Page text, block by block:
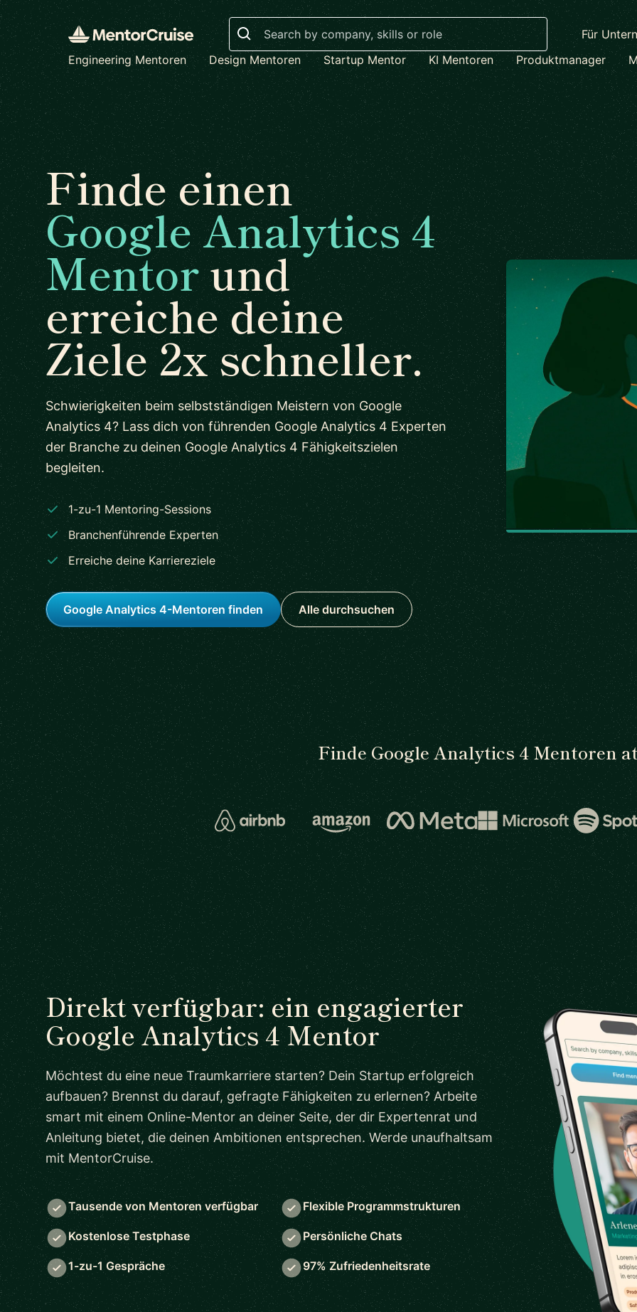
Search
Für
Engineering Mentoren
Design Mentoren Startup Mentor KI Mentoren Produktmanager
Finde einen
Google Analytics 4
Mentorund
erreiche deine
Ziele 2x schneller.
Schwierigkeiten beim selbstständigen Meistern von Google
Analytics 4? Lass dich von führenden Google Analytics 4 Experten
der Branche zu deinen Google Analytics 4 Fähigkeitszielen
begleiten.
1-zu-1 Mentoring-Sessions
Branchenführende Experten
Erreiche deine Karriereziele
Google Analytics 4-Mentoren finden Alle durchsuchen
Finde Google Analytics 4 Mentoren
Direkt verfügbar: ein engagierter
Google Analytics 4 Mentor
Möchtest du eine neue Traumkarriere starten? Dein Startup erfolgreich
aufbauen? Brennst du darauf, gefragte Fähigkeiten zu erlernen? Arbeite
smart mit einem Online-Mentor an deiner Seite, der dir Expertenrat und
Anleitung bietet, die deinen Ambitionen entsprechen. Werde unaufhaltsam
mit MentorCruise.
Tausende von Mentoren verfügbar Flexible Programmstrukturen
Kostenlose Testphase Persönliche Chats
1-zu-1 Gespräche 97% Zufriedenheitsrate